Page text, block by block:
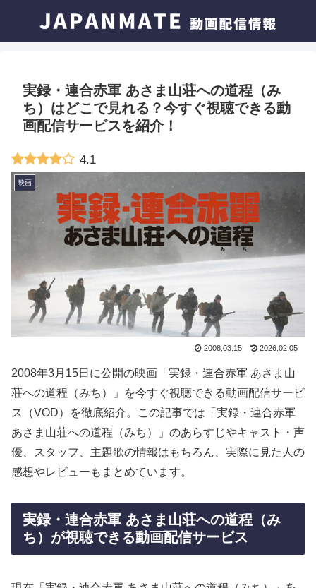
実録・連合赤軍 あさま山荘への道程（み
ち）はどこで見れる？今すぐ視聴できる動
画配信サービスを紹介！
4.1
映画
2008.03.15 2026.02.05
2008年3月15日に公開の映画「実録・連合赤軍 あさま山
荘への道程（みち）」を今すぐ視聴できる動画配信サービ
ス（VOD）を徹底紹介。この記事では「実録・連合赤軍
あさま山荘への道程（みち）」のあらすじやキャスト・声
優、スタッフ、主題歌の情報はもちろん、実際に見た人の
感想やレビューもまとめています。
実録・連合赤軍 あさま山荘への道程（み
ち）が視聴できる動画配信サービス